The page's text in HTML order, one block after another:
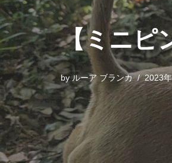
ス
キ
ッ
プ
【ミニピ
by ルーア ブランカ 2023